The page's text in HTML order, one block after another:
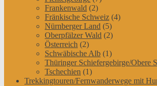
Frankenwald (2)
Fränkische Schweiz (4)
Nürnberger Land (5)
Oberpfälzer Wald (2)
Österreich (2)
Schwäbische Alb (1)
Thüringer Schiefergebirge/Obere
Tschechien (1)
Trekkingtouren/Fernwanderwege mit